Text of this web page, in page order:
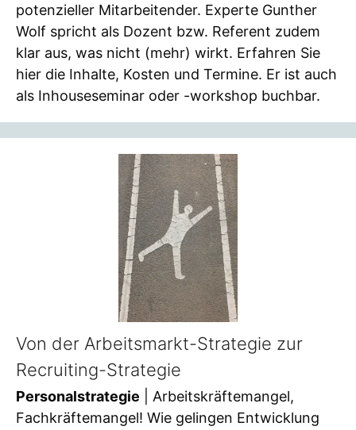
potenzieller Mitarbeitender. Experte Gunther
Wolf spricht als Dozent bzw. Referent zudem
klar aus, was nicht (mehr) wirkt. Erfahren Sie
hier die Inhalte, Kosten und Termine. Er ist auch
als Inhouseseminar oder -workshop buchbar.
Von der Arbeitsmarkt-Strategie zur
Recruiting-Strategie
Personalstrategie | Arbeitskräftemangel,
Fachkräftemangel! Wie gelingen Entwicklung